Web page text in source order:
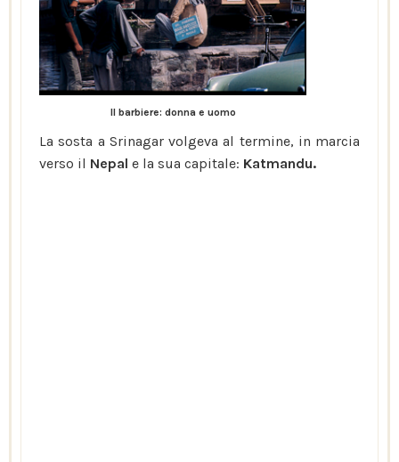
Il barbiere: donna e uomo
La sosta a Srinagar volgeva al termine, in marcia
verso il Nepal e la sua capitale: Katmandu.